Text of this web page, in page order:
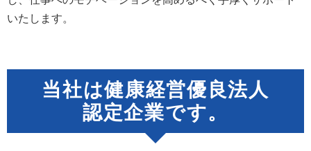
いたします。
当社は健康経営優良法人
認定企業です。